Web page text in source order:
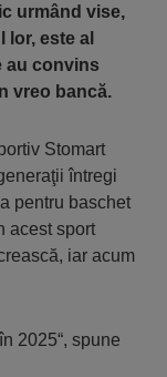
urmând vise,
lor, este al
au convins
vreo bancă.
Stomart
întregi
pentru baschet
acest sport
iar acum
2025“, spune